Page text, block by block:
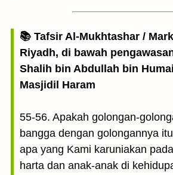
📚 Tafsir Al-Mukhtashar /
Riyadh, di bawah
Shalih bin Abdullah bin
Masjidil Haram
55-56. Apakah golongan-
bangga dengan golongannya
apa yang Kami karuniakan
harta dan anak-anak di